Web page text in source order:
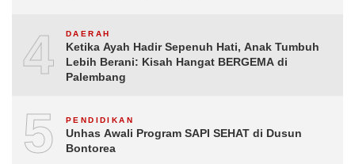
4 DAERAH
Ketika Ayah Hadir Sepenuh Hati, Anak Tumbuh
Lebih Berani: Kisah Hangat BERGEMA di
Palembang
5 PENDIDIKAN
Unhas Awali Program SAPI SEHAT di Dusun
Bontorea